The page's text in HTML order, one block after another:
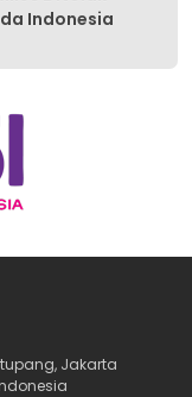
Indonesia
Jakarta